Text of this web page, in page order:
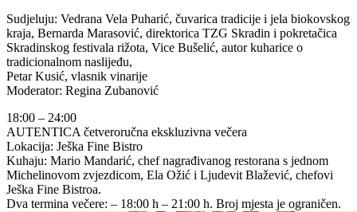
Sudjeluju: Vedrana Vela Puharić, čuvarica tradicije i jela biokovskog
kraja, Bernarda Marasović, direktorica TZG Skradin i pokretačica
Skradinskog festivala rižota, Vice Bušelić, autor kuharice o
tradicionalnom naslijeđu,
Petar Kusić, vlasnik vinarije
Moderator: Regina Zubanović
18:00 – 24:00
AUTENTICA četveroručna ekskluzivna večera
Lokacija: Ješka Fine Bistro
Kuhaju: Mario Mandarić, chef nagrađivanog restorana s jednom
Michelinovom zvjezdicom, Ela Ožić i Ljudevit Blažević, chefovi
Ješka Fine Bistroa.
Dva termina večere: – 18:00 h – 21:00 h. Broj mjesta je ograničen.